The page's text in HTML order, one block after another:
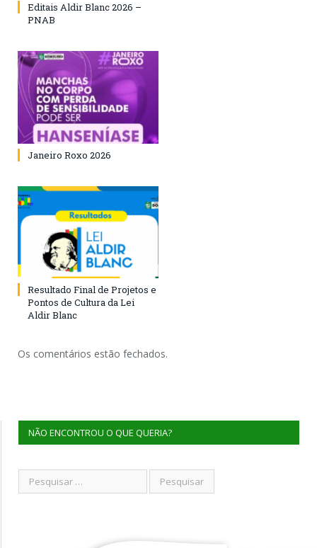
Editais Aldir Blanc 2026 –
PNAB
Janeiro Roxo 2026
Resultado Final de Projetos e
Pontos de Cultura da Lei
Aldir Blanc
Os comentários estão fechados.
NÃO ENCONTROU O QUE QUERIA?